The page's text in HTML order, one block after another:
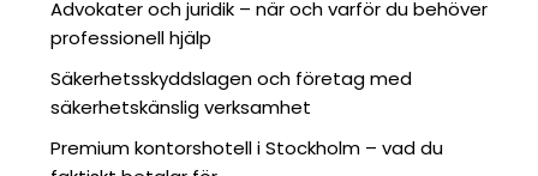
Advokater och juridik – när och varför du behöver
professionell hjälp
Säkerhetsskyddslagen och företag med
säkerhetskänslig verksamhet
Premium kontorshotell i Stockholm – vad du